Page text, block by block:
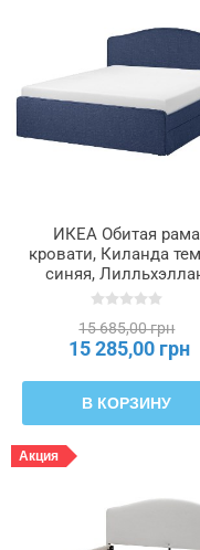
ИКЕА Обитая рама
кровати, Киланда
синяя,
140x200 см
15 685,00 грн
15 285,00 грн
В КОРЗИНУ
Акция